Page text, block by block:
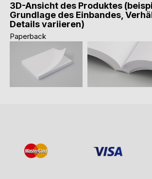
3D-Ansicht des Produktes
Grundlage des Einbandes,
Details variieren)
Paperback